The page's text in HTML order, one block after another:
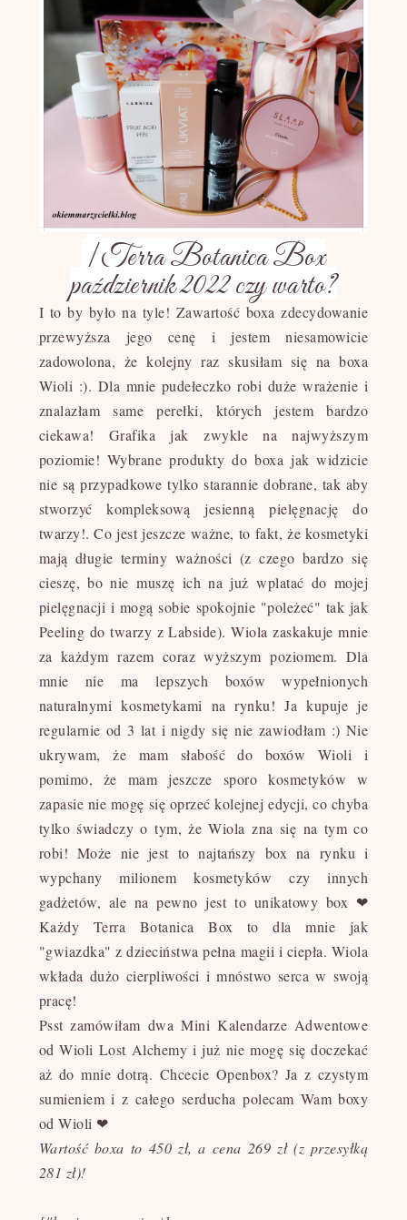
|Terra Botanica Box
październik 2022 czy warto?
I to by było na tyle! Zawartość boxa zdecydowanie
przewyższa jego cenę i jestem niesamowicie
zadowolona, że kolejny raz skusiłam się na boxa
Wioli :). Dla mnie pudełeczko robi duże wrażenie i
znalazłam same perełki, których jestem bardzo
ciekawa! Grafika jak zwykle na najwyższym
poziomie! Wybrane produkty do boxa jak widzicie
nie są przypadkowe tylko starannie dobrane, tak aby
stworzyć kompleksową jesienną pielęgnację do
twarzy!. Co jest jeszcze ważne, to fakt, że kosmetyki
mają długie terminy ważności (z czego bardzo się
cieszę, bo nie muszę ich na już wplatać do mojej
pielęgnacji i mogą sobie spokojnie "poleżeć" tak jak
Peeling do twarzy z Labside). Wiola zaskakuje mnie
za każdym razem coraz wyższym poziomem. Dla
mnie nie ma lepszych boxów wypełnionych
naturalnymi kosmetykami na rynku! Ja kupuje je
regularnie od 3 lat i nigdy się nie zawiodłam :) Nie
ukrywam, że mam słabość do boxów Wioli i
pomimo, że mam jeszcze sporo kosmetyków w
zapasie nie mogę się oprzeć kolejnej edycji, co chyba
tylko świadczy o tym, że Wiola zna się na tym co
robi! Może nie jest to najtańszy box na rynku i
wypchany milionem kosmetyków czy innych
gadżetów, ale na pewno jest to unikatowy box ❤
Każdy Terra Botanica Box to dla mnie jak
"gwiazdka" z dzieciństwa pełna magii i ciepła. Wiola
wkłada dużo cierpliwości i mnóstwo serca w swoją
pracę!
Psst zamówiłam dwa Mini Kalendarze Adwentowe
od Wioli Lost Alchemy i już nie mogę się doczekać
aż do mnie dotrą. Chcecie Openbox? Ja z czystym
sumieniem i z całego serducha polecam Wam boxy
od Wioli ❤
Wartość boxa to 450 zł, a cena 269 zł (z przesyłką
281 zł)!